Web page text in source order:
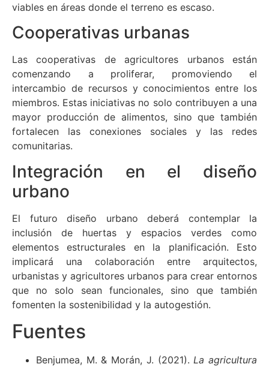
viables en áreas donde el terreno es escaso.
Cooperativas urbanas
Las cooperativas de agricultores urbanos están
comenzando a proliferar, promoviendo el
intercambio de recursos y conocimientos entre los
miembros. Estas iniciativas no solo contribuyen a una
mayor producción de alimentos, sino que también
fortalecen las conexiones sociales y las redes
comunitarias.
Integración en el diseño
urbano
El futuro diseño urbano deberá contemplar la
inclusión de huertas y espacios verdes como
elementos estructurales en la planificación. Esto
implicará una colaboración entre arquitectos,
urbanistas y agricultores urbanos para crear entornos
que no solo sean funcionales, sino que también
fomenten la sostenibilidad y la autogestión.
Fuentes
Benjumea, M. & Morán, J. (2021). La agricultura